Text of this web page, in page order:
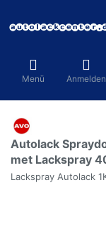
Menü Anmelden
Autolack
met Lackspray
Lackspray Autolack